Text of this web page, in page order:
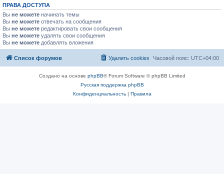
ПРАВА ДОСТУПА
Вы не можете начинать темы
Вы не можете отвечать на сообщения
Вы не можете редактировать свои сообщения
Вы не можете удалять свои сообщения
Вы не можете добавлять вложения
Список форумов Часовой пояс: UTC+04:00
Удалить cookies
Создано на основе phpBB® Forum Software © phpBB Limited
Русская поддержка phpBB
Конфиденциальность| Правила